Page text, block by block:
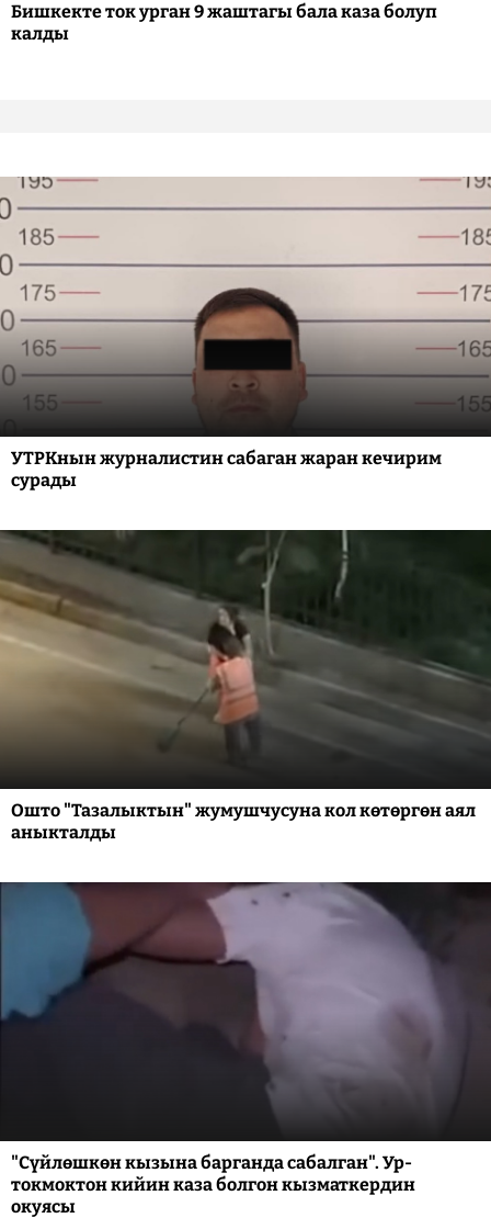
Бишкекте ток урган 9 жаштагы бала каза болуп
калды
УТРКнын журналистин сабаган жаран кечирим
сурады
Ошто "Тазалыктын" жумушчусуна кол көтөргөн аял
аныкталды
"Сүйлөшкөн кызына барганда сабалган". Ур-
токмоктон кийин каза болгон кызматкердин
окуясы